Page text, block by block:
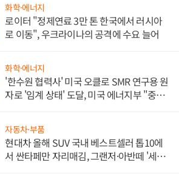
화학·에너지
로이터 "정제연료 3만 톤 한국에서 러시아
로 이동", 우크라이나의 공격에 수요 늘어
화학·에너지
'한수원 협력사' 미국 오클로 SMR 연구용 원
자로 '임계 상태' 도달, 미국 에너지부 "중요
자동차·부품
현대차 올해 SUV 국내 베스트셀러 톱10에
서 싼타페만 자리매김, 그랜저·아반떼 '세단